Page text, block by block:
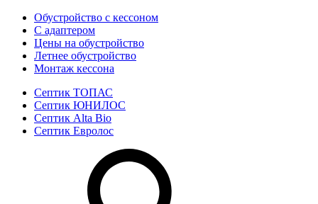
Обустройство с кессоном
С адаптером
Цены на обустройство
Летнее обустройство
Монтаж кессона
Септик ТОПАС
Септик ЮНИЛОС
Септик Alta Bio
Септик Евролос